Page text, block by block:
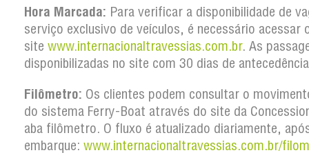
Hora Marcada: Para verificar a disponibilidade de
serviço exclusivo de veículos, é necessário acessar
site www.internacionaltravessias.com.br. As
disponibilizadas no site com 30 dias de
Filômetro: Os clientes podem consultar o
do sistema Ferry-Boat através do site da
aba filômetro. O fluxo é atualizado diariamente,
embarque: www.internacionaltravessias.com.br/